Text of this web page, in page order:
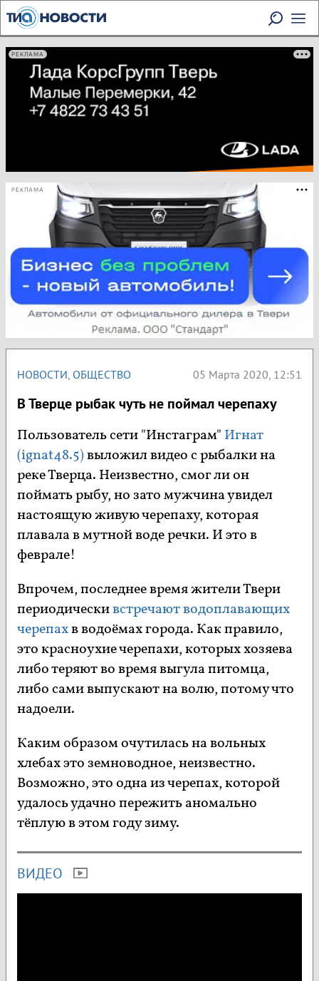
РЕКЛАМА
РЕКЛАМА
НОВОСТИ, ОБЩЕСТВО 05 Марта 2020, 12:51
В Тверце рыбак чуть не поймал черепаху
Пользователь сети "Инстаграм" Игнат
(ignat48.5)выложил видео с рыбалки на
реке Тверца. Неизвестно, смог ли он
поймать рыбу, но зато мужчина увидел
настоящую живую черепаху, которая
плавала в мутной воде речки. И это в
феврале!
Впрочем, последнее время жители Твери
периодическивстречают водоплавающих
черепахв водоёмах города. Как правило,
это красноухие черепахи, которых хозяева
либо теряют во время выгула питомца,
либо сами выпускают на волю, потому что
надоели.
Каким образом очутилась на вольных
хлебах это земноводное, неизвестно.
Возможно, это одна из черепах, которой
удалось удачно пережить аномально
тёплую в этом году зиму.
ВИДЕО